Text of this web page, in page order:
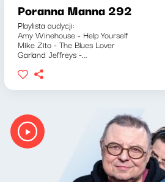
Poranna Manna 292
Playlista audycji:
Amy Winehouse - Help Yourself
Mike Zito - The Blues Lover
Garland Jeffreys -...